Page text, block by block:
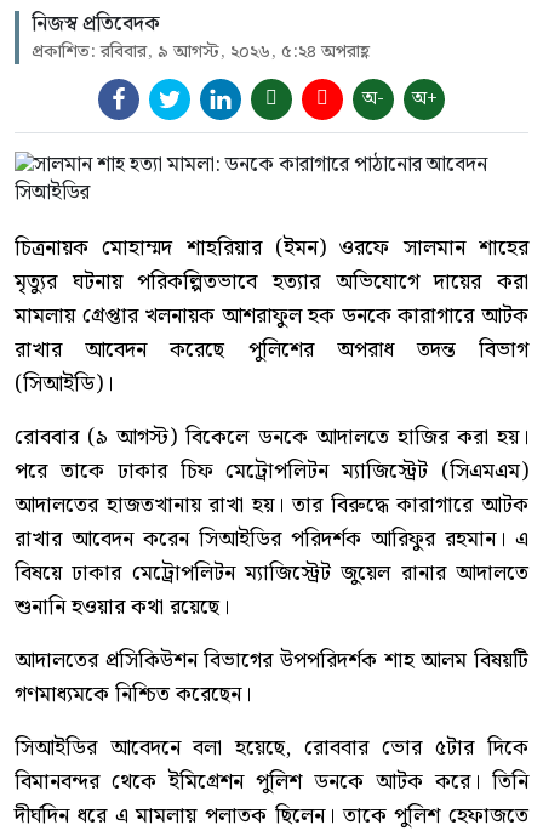
নিজস্ব প্রতিবেদক
প্রকাশিত: রবিবার, ৯ আগস্ট, ২০২৬, ৫:২৪ অপরাহ্ণ
অ- অ+
চিত্রনায়ক মোহাম্মদ শাহরিয়ার (ইমন) ওরফে সালমান শাহের
মৃত্যুর ঘটনায় পরিকল্পিতভাবে হত্যার অভিযোগে দায়ের করা
মামলায় গ্রেপ্তার খলনায়ক আশরাফুল হক ডনকে কারাগারে আটক
রাখার আবেদন করেছে পুলিশের অপরাধ তদন্ত বিভাগ
(সিআইডি)।
রোববার (৯ আগস্ট) বিকেলে ডনকে আদালতে হাজির করা হয়।
পরে তাকে ঢাকার চিফ মেট্রোপলিটন ম্যাজিস্ট্রেট (সিএমএম)
আদালতের হাজতখানায় রাখা হয়। তার বিরুদ্ধে কারাগারে আটক
রাখার আবেদন করেন সিআইডির পরিদর্শক আরিফুর রহমান। এ
বিষয়ে ঢাকার মেট্রোপলিটন ম্যাজিস্ট্রেট জুয়েল রানার আদালতে
শুনানি হওয়ার কথা রয়েছে।
আদালতের প্রসিকিউশন বিভাগের উপপরিদর্শক শাহ আলম বিষয়টি
গণমাধ্যমকে নিশ্চিত করেছেন।
সিআইডির আবেদনে বলা হয়েছে, রোববার ভোর ৫টার দিকে
বিমানবন্দর থেকে ইমিগ্রেশন পুলিশ ডনকে আটক করে। তিনি
দীর্ঘদিন ধরে এ মামলায় পলাতক ছিলেন। তাকে পুলিশ হেফাজতে